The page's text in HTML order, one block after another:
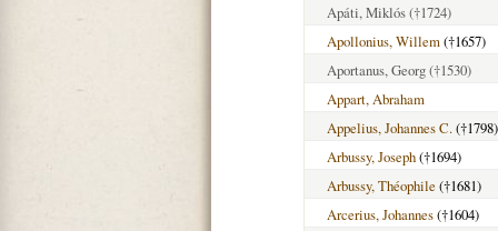
Apáti, Miklós(†1724)
Apollonius, Willem(†1657)
Aportanus, Georg(†1530)
Appart, Abraham
Appelius, Johannes C.(†1798)
Arbussy, Joseph(†1694)
Arbussy, Théophile (†1681)
Arcerius, Johannes(†1604)